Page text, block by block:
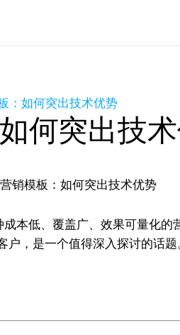
：如何突出技术优势
何突出技
本低、覆盖广、效果可量化的
，是一个值得深入探讨的话